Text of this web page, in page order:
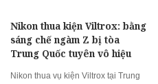
Nikon thua kiện Viltrox: bằng
sáng chế ngàm Z bị tòa
Trung Quốc tuyên vô hiệu
Nikon thua vụ kiện Viltrox tại Trung